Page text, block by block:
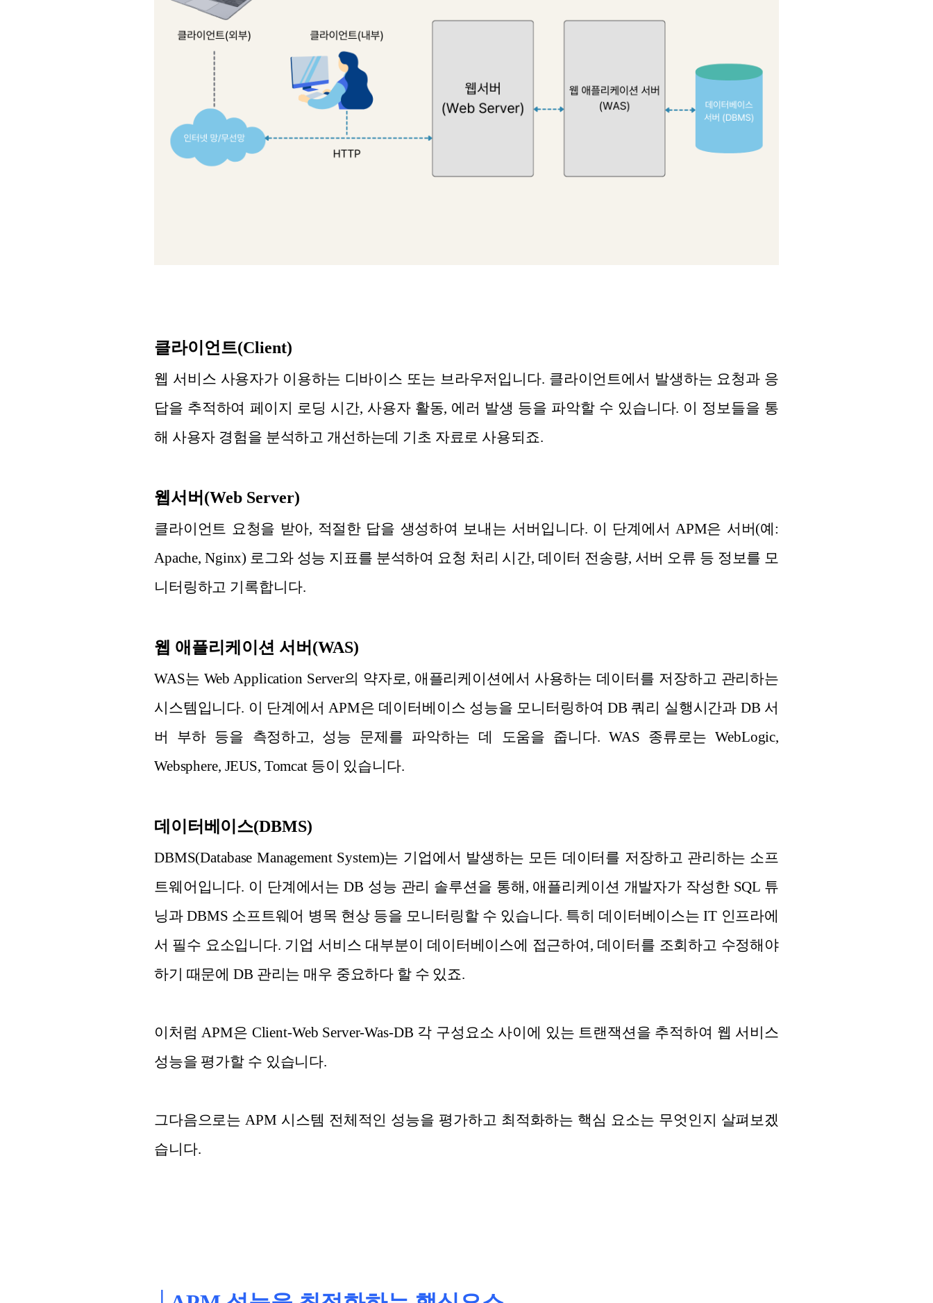
클라이언트(Client)
웹 서비스 사용자가 이용하는 디바이스 또는 브라우저입니다. 클라이언트에서 발생하는 요청과 응
답을 추적하여 페이지 로딩 시간, 사용자 활동, 에러 발생 등을 파악할 수 있습니다. 이 정보들을 통
해 사용자 경험을 분석하고 개선하는데 기초 자료로 사용되죠.
웹서버(Web Server)
클라이언트 요청을 받아, 적절한 답을 생성하여 보내는 서버입니다. 이 단계에서 APM은 서버(예:
Apache, Nginx) 로그와 성능 지표를 분석하여 요청 처리 시간, 데이터 전송량, 서버 오류 등 정보를 모
니터링하고 기록합니다.
웹 애플리케이션 서버(WAS)
WAS는 Web Application Server의 약자로, 애플리케이션에서 사용하는 데이터를 저장하고 관리하는
시스템입니다. 이 단계에서 APM은 데이터베이스 성능을 모니터링하여 DB 쿼리 실행시간과 DB 서
버 부하 등을 측정하고, 성능 문제를 파악하는 데 도움을 줍니다. WAS 종류로는 WebLogic,
Websphere, JEUS, Tomcat 등이 있습니다.
데이터베이스(DBMS)
DBMS(Database Management System)는 기업에서 발생하는 모든 데이터를 저장하고 관리하는 소프
트웨어입니다. 이 단계에서는 DB 성능 관리 솔루션을 통해, 애플리케이션 개발자가 작성한 SQL 튜
닝과 DBMS 소프트웨어 병목 현상 등을 모니터링할 수 있습니다. 특히 데이터베이스는 IT 인프라에
서 필수 요소입니다. 기업 서비스 대부분이 데이터베이스에 접근하여, 데이터를 조회하고 수정해야
하기 때문에 DB 관리는 매우 중요하다 할 수 있죠.
이처럼 APM은 Client-Web Server-Was-DB 각 구성요소 사이에 있는 트랜잭션을 추적하여 웹 서비스
성능을 평가할 수 있습니다.
그다음으로는 APM 시스템 전체적인 성능을 평가하고 최적화하는 핵심 요소는 무엇인지 살펴보겠
습니다.